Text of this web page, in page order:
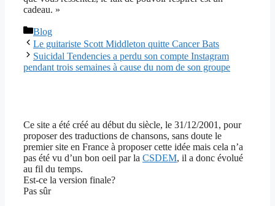
cadeau. »
Catégories
Blog
Le guitariste Scott Middleton quitte Cancer Bats
Suicidal Tendencies a perdu son compte Instagram
pendant trois semaines à cause du nom de son groupe
Ce site a été créé au début du siècle, le 31/12/2001, pour
proposer des traductions de chansons, sans doute le
premier site en France à proposer cette idée mais cela n’a
pas été vu d’un bon oeil par la CSDEM, il a donc évolué
au fil du temps.
Est-ce la version finale?
Pas sûr